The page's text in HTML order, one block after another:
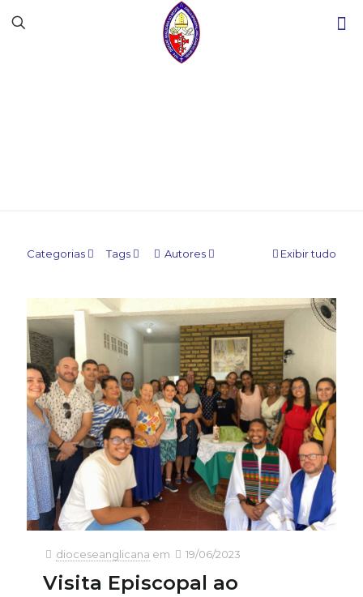
Categorias Tags Autores Exibir tudo
dioceseanglicana em 19/06/2023
Visita Episcopal ao